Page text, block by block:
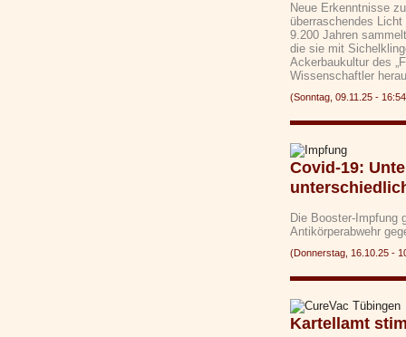
Neue Erkenntnisse
überraschendes
9.200 Jahren
die sie mit
Ackerbaukultur des
Wissenschaftler
(Sonntag, 09.11.25 -
Covid-19:
Die Booster-Impfung
Antikörperabwehr
(Donnerstag, 16.10.25 -
Kartellamt